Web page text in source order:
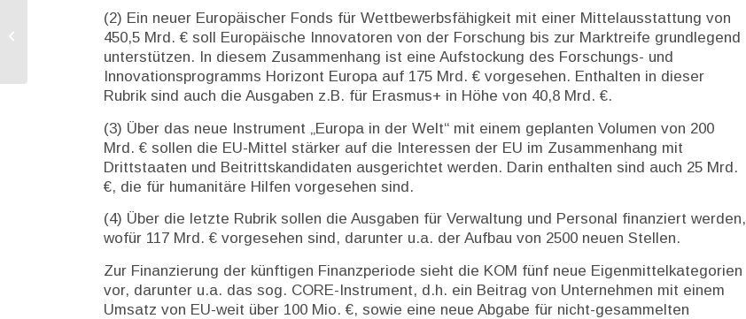
(2) Ein neuer Europäischer Fonds für Wettbewerbsfähigkeit mit einer Mittelausstattung von
450,5 Mrd. € soll Europäische Innovatoren von der Forschung bis zur Marktreife grundlegend
unterstützen. In diesem Zusammenhang ist eine Aufstockung des Forschungs- und
Innovationsprogramms Horizont Europa auf 175 Mrd. € vorgesehen. Enthalten in dieser
Rubrik sind auch die Ausgaben z.B. für Erasmus+ in Höhe von 40,8 Mrd. €.
(3) Über das neue Instrument „Europa in der Welt“ mit einem geplanten Volumen von 200
Mrd. € sollen die EU-Mittel stärker auf die Interessen der EU im Zusammenhang mit
Drittstaaten und Beitrittskandidaten ausgerichtet werden. Darin enthalten sind auch 25 Mrd.
€, die für humanitäre Hilfen vorgesehen sind.
(4) Über die letzte Rubrik sollen die Ausgaben für Verwaltung und Personal finanziert werden,
wofür 117 Mrd. € vorgesehen sind, darunter u.a. der Aufbau von 2500 neuen Stellen.
Zur Finanzierung der künftigen Finanzperiode sieht die KOM fünf neue Eigenmittelkategorien
vor, darunter u.a. das sog. CORE-Instrument, d.h. ein Beitrag von Unternehmen mit einem
Umsatz von EU-weit über 100 Mio. €, sowie eine neue Abgabe für nicht-gesammelten
KOM veröffentlicht
Innovationsanzeiger 2025